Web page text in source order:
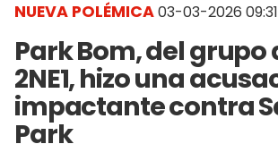
NUEVA POLÉMICA03-03-2026 09:31
Park Bom, del grupo
2NE1, hizo una
impactante contra
Park